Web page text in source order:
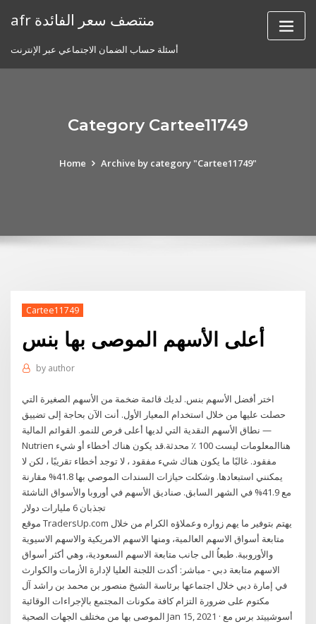
afr منتصف سعر الفائدة
أسئلة حساب الضمان الاجتماعي عبر الإنترنت
Category Cartee11749
Home Archive by category "Cartee11749"
Cartee11749
أعلى الأسهم الموصى بها بنس
by author
اختر أفضل الأسهم بنس. لديك قائمة ضخمة من الأسهم الصغيرة التي
حصلت عليها من خلال استخدام المعيار الأول. أنت الآن بحاجة إلى تضييق
نطاق الأسهم النقدية التي لديها أعلى فرص للنمو. القوائم المالية —
Nutrien هناالمعلومات ليست 100 ٪ محدثة.قد يكون هناك أخطاء أو شيء
مفقود. غالبًا ما يكون هناك شيء مفقود ، لا توجد أخطاء تقريبًا ، لكن لا
يمكنني استبعادها. وشكلت حيازات السندات الموصي بها 41.8% مقارنة
مع 41.9% في الشهر السابق. صناديق الأسهم في أوروبا والأسواق الناشئة
تجذبان 6 مليارات دولار
موقع TradersUp.com يهتم بتوفير ما يهم زواره وعملاؤه الكرام من خلال
متابعة أسواق الاسهم العالمية، ومنها الاسهم الامريكية والاسهم الاسيوية
والأوروبية. طبعاُ الى جانب متابعة الاسهم السعودية، وهي أكثر أسواق
الاسهم متابعة دبي - مباشر: أكدت اللجنة العليا لإدارة الأزمات والكوارث
في إمارة دبي خلال اجتماعها برئاسة الشيخ منصور بن محمد بن راشد آل
مكتوم على ضرورة التزام كافة مكونات المجتمع بالإجراءات الوقائية
الموصى بها من مختلف الجهات الصحية Jan 15, 2021 · أسوشييتد برس مع